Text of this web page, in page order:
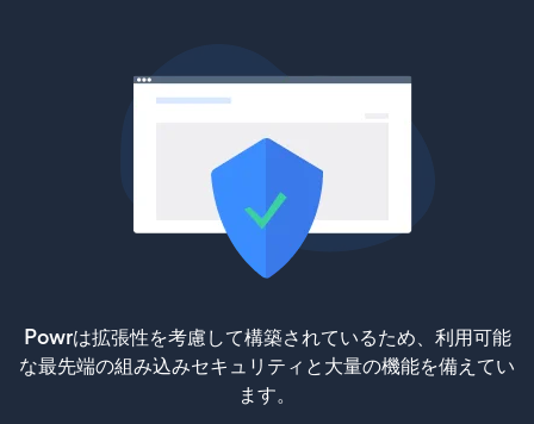
Powrは拡張性を考慮して構築されているため、利用可能
な最先端の組み込みセキュリティと大量の機能を備えてい
ます。